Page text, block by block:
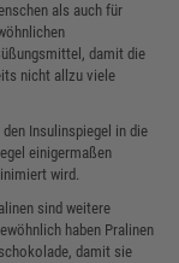
als auch für
damit die
nicht allzu viele
Insulinspiegel in die
einigermaßen
wird.
sind weitere
haben Pralinen
damit sie